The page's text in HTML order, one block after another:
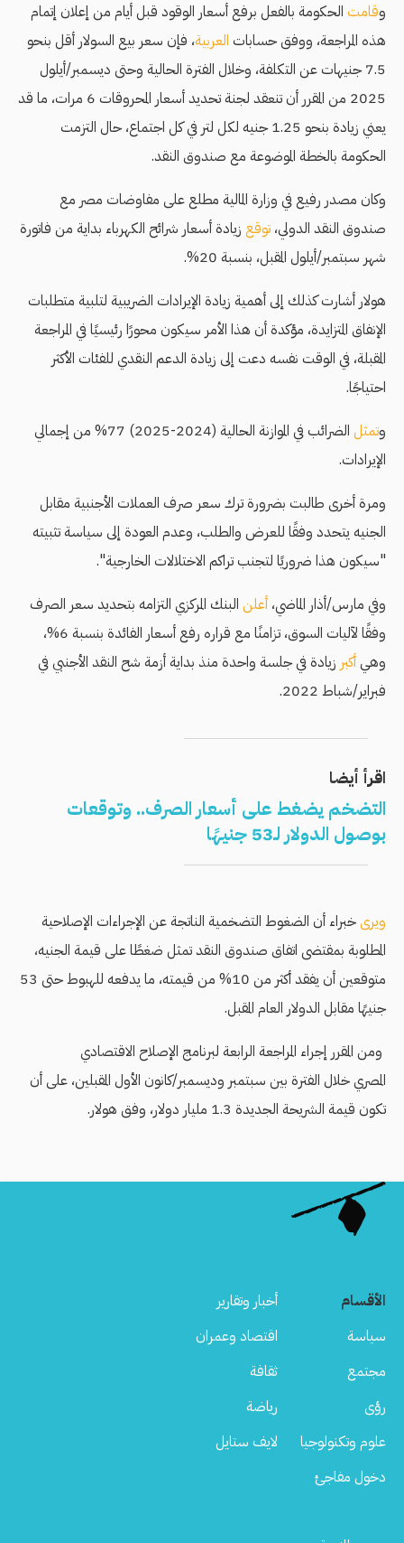
وقامت الحكومة بالفعل برفع أسعار الوقود قبل أيام من إعلان إتمام
هذه المراجعة، ووفق حسابات العربية، فإن سعر بيع السولار أقل بنحو
7.5 جنيهات عن التكلفة، وخلال الفترة الحالية وحتى ديسمبر/أيلول
2025 من المقرر أن تنعقد لجنة تحديد أسعار المحروقات 6 مرات، ما قد
يعني زيادة بنحو 1.25 جنيه لكل لتر في كل اجتماع، حال التزمت
الحكومة بالخطة الموضوعة مع صندوق النقد.
وكان مصدر رفيع في وزارة المالية مطلع على مفاوضات مصر مع
صندوق النقد الدولي، توقع زيادة أسعار شرائح الكهرباء بداية من فاتورة
شهر سبتمبر/أيلول المقبل، بنسبة 20%.
هولار أشارت كذلك إلى أهمية زيادة الإيرادات الضريبية لتلبية متطلبات
الإنفاق المتزايدة، مؤكدة أن هذا الأمر سيكون محورًا رئيسيًا في المراجعة
المقبلة، في الوقت نفسه دعت إلى زيادة الدعم النقدي للفئات الأكثر
احتياجًا.
وتمثل
الضرائب في الموازنة الحالية (2024-2025) 77% من إجمالي
الإيرادات.
ومرة أخرى طالبت بضرورة ترك سعر صرف العملات الأجنبية مقابل
الجنيه يتحدد وفقًا للعرض والطلب، وعدم العودة إلى سياسة تثبيته
"سيكون هذا ضروريًا لتجنب تراكم الاختلالات الخارجية".
وفي مارس/أذار الماضي، أعلن البنك المركزي التزامه بتحديد سعر الصرف
وفقًا لآليات السوق، تزامنًا مع قراره رفع أسعار الفائدة بنسبة 6%،
وهيأكبر زيادة في جلسة واحدة منذ بداية أزمة شح النقد الأجنبي في
فبراير/شباط 2022.
اقرأ أيضا
التضخم يضغط على أسعار الصرف.. وتوقعات
بوصول الدولار لـ53 جنيهًا
ويرىخبراء أن الضغوط التضخمية الناتجة عن الإجراءات الإصلاحية
المطلوبة بمقتضى اتفاق صندوق النقد تمثل ضغطًا على قيمة الجنيه،
متوقعين أن يفقد أكثر من 10% من قيمته، ما يدفعه للهبوط حتى 53
جنيهًا مقابل الدولار العام المقبل.
ومن المقرر إجراء المراجعة الرابعة لبرنامج الإصلاح الاقتصادي
المصري خلال الفترة بين سبتمبر وديسمبر/كانون الأول المقبلين، على أن
تكون قيمة الشريحة الجديدة 1.3 مليار دولار، وفق هولار.
الأقسام
أخبار وتقارير
سياسة
اقتصاد وعمران
مجتمع
ثقافة
رؤى
رياضة
علوم وتكنولوجيا
لايف ستايل
دخول مفاجئ